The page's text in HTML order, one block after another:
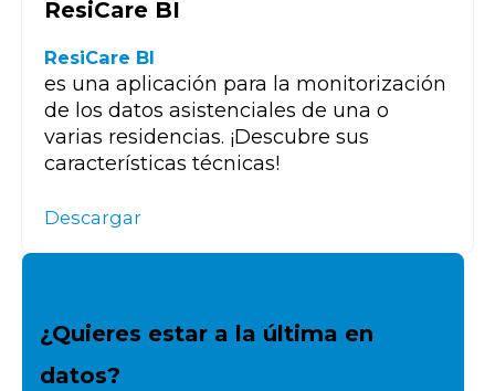
ResiCare BI
ResiCare BI
es una aplicación para la monitorización
de los datos asistenciales de una o
varias residencias. ¡Descubre sus
características técnicas!
Descargar
¿Quieres estar a la última en
datos?